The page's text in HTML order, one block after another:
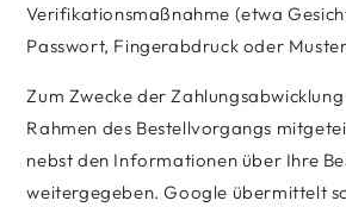
Verifikationsmaßnahme (etwa
Passwort, Fingerabdruck oder
Zum Zwecke der
Rahmen des Bestellvorgangs
nebst den Informationen über Ihre
weitergegeben. Google übermittelt